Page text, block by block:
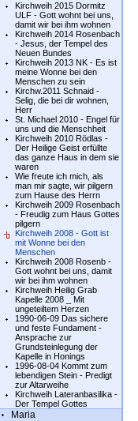
Kirchweih 2015 Dormitz
ULF - Gott wohnt bei uns,
damit wir bei ihm wohnen
Kirchweih 2014 Rosenbach
- Jesus, der Tempel des
Neuen Bundes
Kirchweih 2013 NK - Es ist
meine Wonne bei den
Menschen zu sein
Kirchw.2011 Schnaid -
Selig, die bei dir wohnen,
Herr
St. Michael 2010 - Engel für
uns und die Menschheit
Kirchweih 2010 Rödlas -
Der Heilige Geist erfüllte
das ganze Haus in dem sie
waren
Wie freute ich mich, als
man mir sagte, wir pilgern
zum Hause des Herrn
Kirchweih 2009 Rosenbach
- Freudig zum Haus Gottes
pilgern
Kirchweih 2008 - Gott ist
mit Wonne bei den
Menschen
Kirchweih 2008 Rosenb -
Gott wohnt bei uns, damit
wir bei ihm wohnen
Kirchweih Heilig Grab
Kapelle 2008 _ Mit
ungeteiltem Herzen
1990-06-09 Das sichere
und feste Fundament -
Ansprache zur
Grundsteinlegung der
Kapelle in Honings
1996-08-04 Kommt zum
lebendigen Stein - Predigt
zur Altarweihe
Kirchweih Lateranbasilika -
Der Tempel Gottes
Maria